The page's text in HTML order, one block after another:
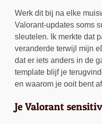
Werk dit bij na elke
Valorant-updates soms
sleutelen. Ik merkte dat
veranderde terwijl mijn
dat er iets anders in de
template blijf je
en waarom je ooit bent
Je Valorant